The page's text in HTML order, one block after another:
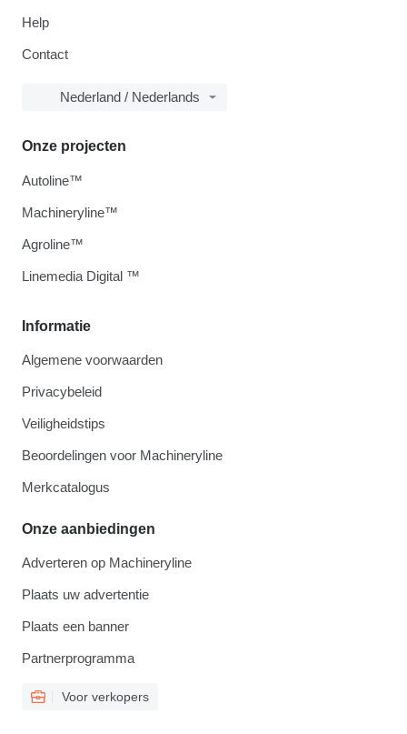
Help
Contact
Nederland / Nederlands
Informatie
Algemene voorwaarden
Privacybeleid
Veiligheidstips
Beoordelingen voor Machineryline
Merkcatalogus
Onze aanbiedingen
Adverteren op Machineryline
Plaats uw advertentie
Plaats een banner
Partnerprogramma
Voor verkopers
Onze projecten
Autoline™
Machineryline™
Agroline™
Linemedia Digital ™